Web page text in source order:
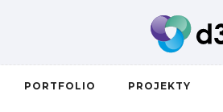
PORTFOLIO PROJEKTY